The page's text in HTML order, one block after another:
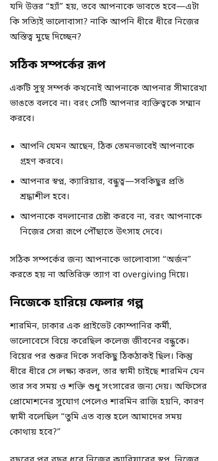
যদি উত্তর “হ্যাঁ” হয়, তবে আপনাকে ভাবতে হবে—এটা
কি সত্যিই ভালোবাসা? নাকি আপনি ধীরে ধীরে নিজের
অস্তিত্ব মুছে দিচ্ছেন?
সঠিক সম্পর্কের রূপ
একটি সুস্থ সম্পর্ক কখনোই আপনাকে আপনার সীমারেখা
ভাঙতে বলবে না। বরং সেটি আপনার ব্যক্তিত্বকে সম্মান
করবে।
আপনি যেমন আছেন, ঠিক তেমনভাবেই আপনাকে
গ্রহণ করবে।
আপনার স্বপ্ন, ক্যারিয়ার, বন্ধুত্ব—সবকিছুর প্রতি
শ্রদ্ধাশীল হবে।
আপনাকে বদলানোর চেষ্টা করবে না, বরং আপনাকে
নিজের সেরা রূপে পৌঁছাতে উৎসাহ দেবে।
সঠিক সম্পর্কের জন্য আপনাকে ভালোবাসা “অর্জন”
করতে হয় না অতিরিক্ত ত্যাগ বা overgiving দিয়ে।
নিজেকে হারিয়ে ফেলার গল্প
শারমিন, ঢাকার এক প্রাইভেট কোম্পানির কর্মী,
ভালোবেসে বিয়ে করেছিল কলেজ জীবনের বন্ধুকে।
বিয়ের পর শুরুর দিকে সবকিছু ঠিকঠাকই ছিল। কিন্তু
ধীরে ধীরে সে লক্ষ্য করল, তার স্বামী চাইছে শারমিন যেন
তার সব সময় ও শক্তি শুধু সংসারের জন্য দেয়। অফিসের
প্রোমোশনের সুযোগ পেলেও শারমিন রাজি হয়নি, কারণ
স্বামী বলেছিল “তুমি এত ব্যস্ত হলে আমাদের সময়
কোথায় হবে?”